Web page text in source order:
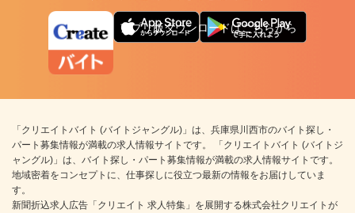
アプリ版ダウンロードはこちらから
「クリエイトバイト (バイトジャングル)」は、兵庫県川西市のバイト探し・
パート募集情報が満載の求人情報サイトです。 「クリエイトバイト (バイトジ
ャングル)」は、バイト探し・パート募集情報が満載の求人情報サイトです。
地域密着をコンセプトに、仕事探しに役立つ最新の情報をお届けしていま
す。
新聞折込求人広告「クリエイト 求人特集」を展開する株式会社クリエイトが